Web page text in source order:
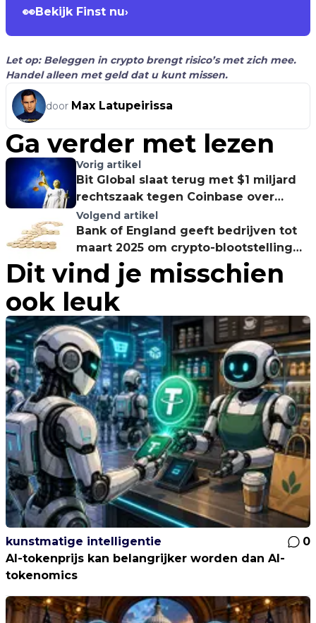
👀Bekijk Finst nu›
Let op: Beleggen in crypto brengt risico’s met zich mee.
Handel alleen met geld dat u kunt missen.
door Max Latupeirissa
Ga verder met lezen
Vorig artikel
Bit Global slaat terug met $1 miljard
rechtszaak tegen Coinbase over
WBTC-delisting
Volgend artikel
Bank of England geeft bedrijven tot
maart 2025 om crypto-blootstelling
aan te geven
Dit vind je misschien
ook leuk
kunstmatige intelligentie
0
AI-tokenprijs kan belangrijker worden dan AI-
tokenomics